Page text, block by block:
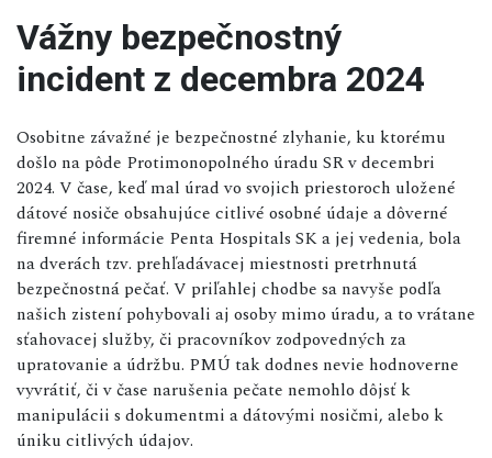
Vážny bezpečnostný
incident z decembra 2024
Osobitne závažné je bezpečnostné zlyhanie, ku ktorému
došlo na pôde Protimonopolného úradu SR v decembri
2024. V čase, keď mal úrad vo svojich priestoroch uložené
dátové nosiče obsahujúce citlivé osobné údaje a dôverné
firemné informácie Penta Hospitals SK a jej vedenia, bola
na dverách tzv. prehľadávacej miestnosti pretrhnutá
bezpečnostná pečať. V priľahlej chodbe sa navyše podľa
našich zistení pohybovali aj osoby mimo úradu, a to vrátane
sťahovacej služby, či pracovníkov zodpovedných za
upratovanie a údržbu. PMÚ tak dodnes nevie hodnoverne
vyvrátiť, či v čase narušenia pečate nemohlo dôjsť k
manipulácii s dokumentmi a dátovými nosičmi, alebo k
úniku citlivých údajov.